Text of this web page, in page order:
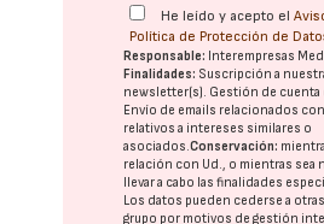
He leído y acepto el
Política de Protección de
Responsable: Interempresas
Finalidades: Suscripción a
newsletter(s). Gestión de cuenta
Envío de emails relacionados
relativos a intereses similares o
asociados.Conservación:
relación con Ud., o mientras sea
llevar a cabo las finalidades
Los datos pueden cederse a otras
grupo por motivos de gestión